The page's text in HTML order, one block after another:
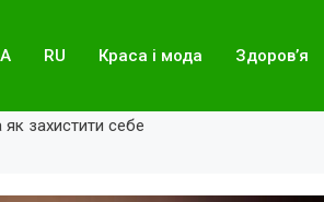
RU Краса і мода Здоров’я
захистити себе